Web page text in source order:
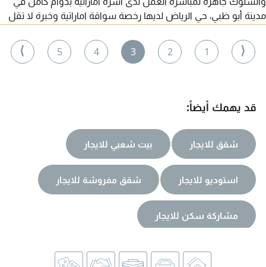
مدينة أبو ظبي، حي الرياض لديها رخصة سواقة اماراتية وخبرة لا تقل
وصورة رخصة
⟨
1
2
3
4
5
⟩
قد يهمك أيضاً:
شقق للايجار بيت شعبي للايجار
استوديو للايجار شقق مفروشة للايجار
مشاركة سكن للايجار